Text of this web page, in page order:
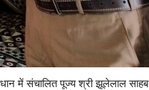
में संचालित पूज्य श्री झूलेलाल साहब